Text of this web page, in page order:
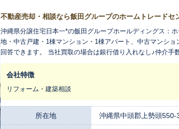
不動産売却・相談なら飯田グループのホームトレードセ
沖縄県分譲住宅日本一*の飯田グループホールディングス：
地・中古戸建・1棟マンション・1棟アパート、中古マンシ
回答できます。 当社買取の場合は銀行借り入れなし♪仲介手数
ゾート・中古民泊物件、積極買取中!! 是非、一度お問合せください。 ※分譲戸建住宅市場におけるシェア（
研究所調べ）
会社特徴
リフォーム・建築相談
所在地 沖縄県中頭郡上勢頭550-